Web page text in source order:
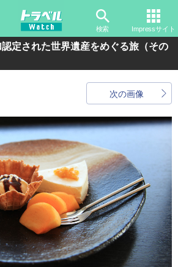
検索 Impressサイト
認定された世界遺産をめぐる旅（その
次の画像